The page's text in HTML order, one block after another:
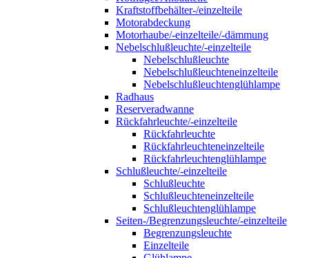
Kraftstoffbehälter-/einzelteile
Motorabdeckung
Motorhaube/-einzelteile/-dämmung
Nebelschlußleuchte/-einzelteile
Nebelschlußleuchte
Nebelschlußleuchteneinzelteile
Nebelschlußleuchtenglühlampe
Radhaus
Reserveradwanne
Rückfahrleuchte/-einzelteile
Rückfahrleuchte
Rückfahrleuchteneinzelteile
Rückfahrleuchtenglühlampe
Schlußleuchte/-einzelteile
Schlußleuchte
Schlußleuchteneinzelteile
Schlußleuchtenglühlampe
Seiten-/Begrenzungsleuchte/-einzelteile
Begrenzungsleuchte
Einzelteile